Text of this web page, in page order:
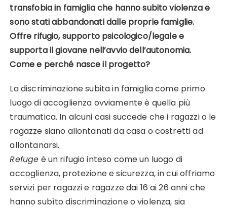
transfobia in famiglia che hanno subito violenza e
sono stati abbandonati dalle proprie famiglie.
Offre rifugio, supporto psicologico/legale e
supporta il giovane nell’avvio dell’autonomia.
Come e perché nasce il progetto?
La discriminazione subita in famiglia come primo
luogo di accoglienza ovviamente è quella più
traumatica. In alcuni casi succede che i ragazzi o le
ragazze siano allontanati da casa o costretti ad
allontanarsi.
Refuge è un rifugio inteso come un luogo di
accoglienza, protezione e sicurezza, in cui offriamo
servizi per ragazzi e ragazze dai 16 ai 26 anni che
hanno subìto discriminazione o violenza, sia